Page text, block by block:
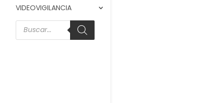
VIDEOVIGILANCIA
Búsqueda
de
productos